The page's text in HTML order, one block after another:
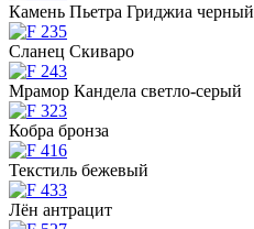
Камень Пьетра Гриджиа черный
Сланец Скиваро
Мрамор Кандела светло-серый
Кобра бронза
Текстиль бежевый
Лён антрацит